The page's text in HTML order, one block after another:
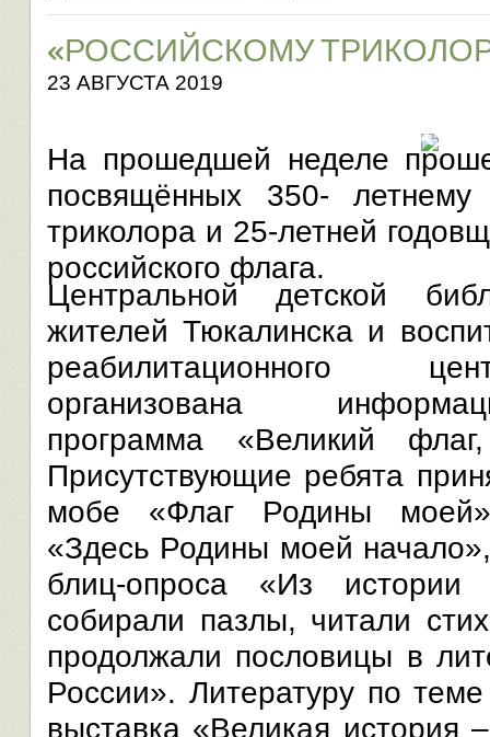
«РОССИЙСКОМУ
23 АВГУСТА 2019
На прошедшей неделе
посвящённых 350- летнему
триколора и 25-летней
российского флага.
Центральной детской
жителей Тюкалинска и
реабилитационного
организована
программа «Великий
Присутствующие ребята
мобе «Флаг Родины
«Здесь Родины моей
блиц-опроса «Из истории
собирали пазлы, читали
продолжали пословицы в
России». Литературу по
выставка «Великая история